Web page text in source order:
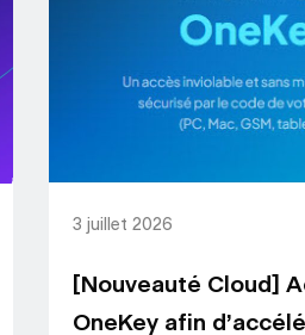
[Nouveauté Cloud]
OneKey afin
3 juillet 2026